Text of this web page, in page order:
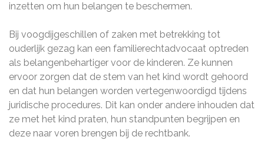
inzetten om hun belangen te beschermen.
Bij voogdijgeschillen of zaken met betrekking tot
ouderlijk gezag kan een familierechtadvocaat optreden
als belangenbehartiger voor de kinderen. Ze kunnen
ervoor zorgen dat de stem van het kind wordt gehoord
en dat hun belangen worden vertegenwoordigd tijdens
juridische procedures. Dit kan onder andere inhouden dat
ze met het kind praten, hun standpunten begrijpen en
deze naar voren brengen bij de rechtbank.